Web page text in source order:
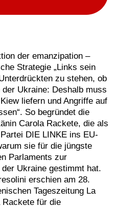
der emanzipation –
Strategie „Links sein
zu stehen, ob
Ukraine: Deshalb muss
liefern und Angriffe auf
So begründet die
Carola Rackete, die als
DIE LINKE ins EU-
sie für die jüngste
Parlaments zur
Ukraine gestimmt hat.
erschien am 28.
Tageszeitung La
Rackete für die